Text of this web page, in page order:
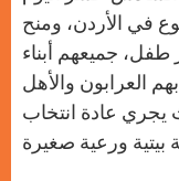
في الأردن، ومنح
طفل، جميعهم أبناء
العرابون والأهل
يجري عادة انتخاب